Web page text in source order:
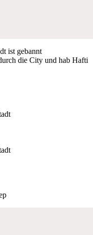
ist gebannt
die City und hab Hafti